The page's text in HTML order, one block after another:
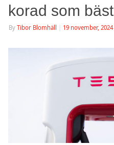
korad som bäst
By Tibor Blomhäll 19 november, 2024